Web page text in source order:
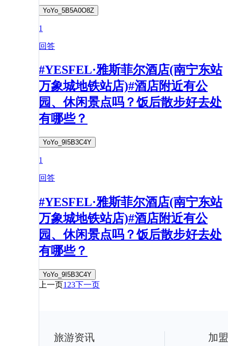
YoYo_5B5A0O8Z
1
回答
#YESFEL·雅斯菲尔酒店(南宁东站
万象城地铁站店)#酒店附近有公
园、休闲景点吗？饭后散步好去处
有哪些？
YoYo_9I5B3C4Y
1
回答
#YESFEL·雅斯菲尔酒店(南宁东站
万象城地铁站店)#酒店附近有公
园、休闲景点吗？饭后散步好去处
有哪些？
YoYo_9I5B3C4Y
上一页1 23下一页
旅游资讯 加